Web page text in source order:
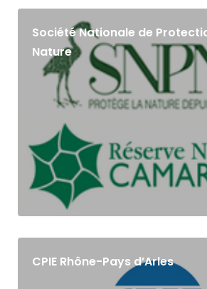
Société Nationale de
Nature
CPIE Rhône-Pays d’Arles